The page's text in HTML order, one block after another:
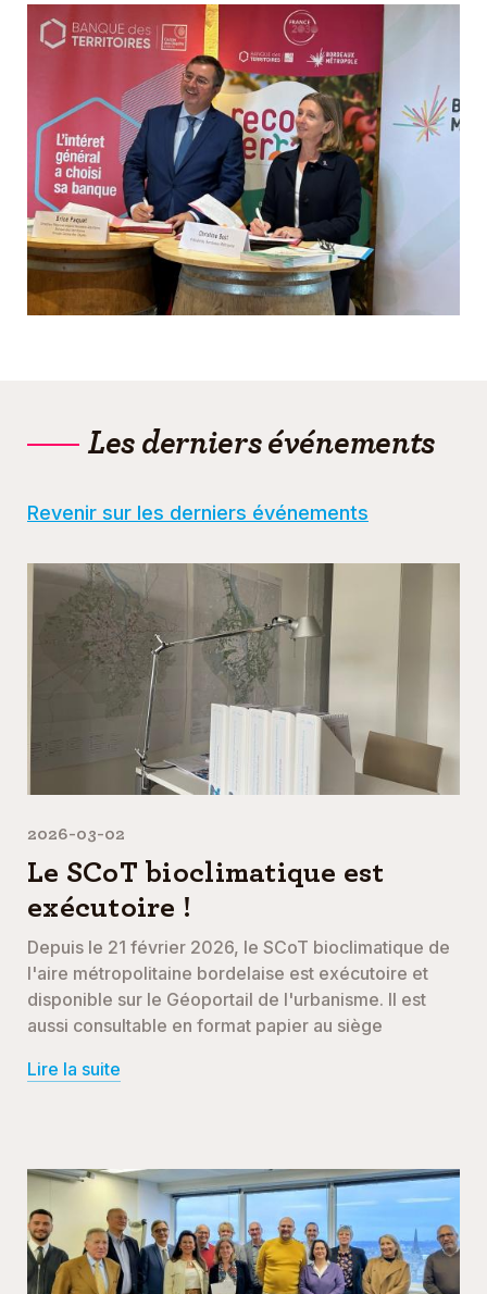
Les derniers événements
Revenir sur les derniers événements
2026-03-02
Le SCoT bioclimatique est
exécutoire !
Depuis le 21 février 2026, le SCoT bioclimatique de
l'aire métropolitaine bordelaise est exécutoire et
disponible sur le Géoportail de l'urbanisme. Il est
aussi consultable en format papier au siège
Lire la suite